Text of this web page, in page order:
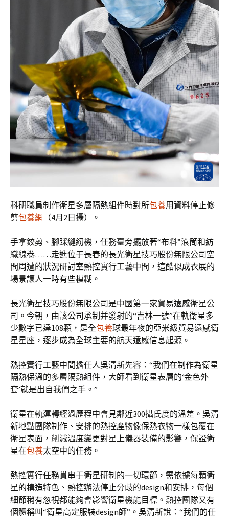
科研職員制作衛星多層隔熱組件時對所包養用資料停止修
剪包養網 （4月2日攝）。
手拿鉸剪、腳踩縫紉機，任務臺旁擺放著“布料”滾筒和紡
織線卷……走進位于長春的長光衛星技巧股份無限公司空
間周遭的狀況研討室熱控實行工藝中間，這酷似成衣展的
場景讓人一時有些模糊。
長光衛星技巧股份無限公司是中國第一家貿易遠感衛星公
司。今朝，由該公司承制并發射的“吉林一號”在軌衛星多
少數字已達108顆，是全包養球最年夜的亞米級貿易遠感衛
星星座，逐步成為全球主要的航天遠感信息起源。
熱控實行工藝中間擔任人吳清新先容：“我們在制作為衛星
隔熱保溫的多層隔熱組件，大師看到衛星表層的‘金色外
套’就是出自我們之手。”
衛星在軌運轉經過歷程中會見鄰近300攝氏度的溫差。吳清
新地點團隊制作、安排的熱控產物像保熱衣物一樣包覆在
衛星表面，削減溫度變更對星上儀器裝備的影響，保證衛
星在包養太空中的任務。
熱控實行任務貫串于衛星研制的一切環節，需依據每顆衛
星的構造特色、熱控辦法停止分歧的design和安排，每個
細節稍有忽視都能夠會影響衛星機能目標。熱控團隊又有
個體稱叫“衛星高定服裝design師”。吳清新說：“我們的任